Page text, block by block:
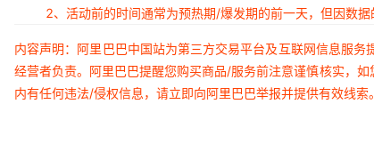
2、活动前的时间通常为预热期/爆发期的前一天，但因数
内容声明：阿里巴巴中国站为第三方交易平台及互联网信息服
经营者负责。阿里巴巴提醒您购买商品/服务前注意谨慎核实，
内有任何违法/侵权信息，请立即向阿里巴巴举报并提供有效线索。